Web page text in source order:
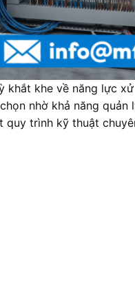
khe về năng lực
nhờ khả năng quản
quy trình kỹ thuật